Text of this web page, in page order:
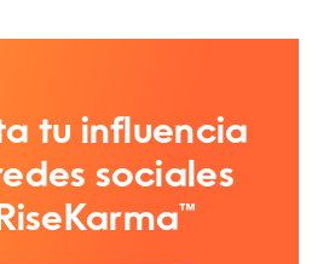
tu influencia
sociales